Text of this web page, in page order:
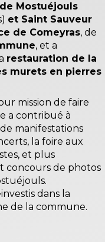
Mostuéjouls
et Saint Sauveur
de Comeyras, de
, et a
restauration de la
murets en pierres
mission de faire
a contribué à
manifestations
la foire aux
et plus
concours de photos
dans la
de la commune.